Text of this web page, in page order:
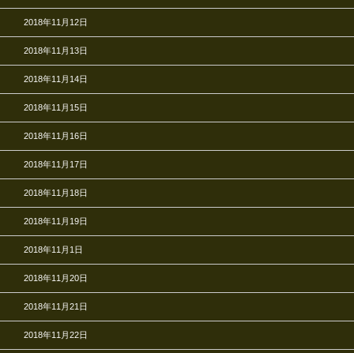
2018年11月12日
2018年11月13日
2018年11月14日
2018年11月15日
2018年11月16日
2018年11月17日
2018年11月18日
2018年11月19日
2018年11月1日
2018年11月20日
2018年11月21日
2018年11月22日